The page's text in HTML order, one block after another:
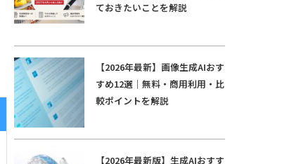
ておきたいことを解説
【2026年最新】画像生成AIおす
すめ12選｜無料・商用利用・比
較ポイントを解説
【2026年最新版】生成AIおすす